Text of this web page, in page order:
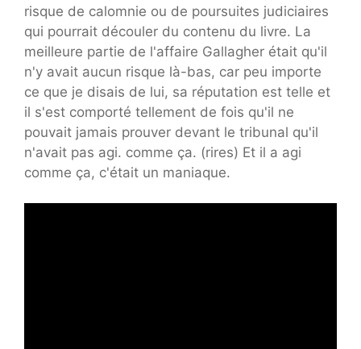
risque de calomnie ou de poursuites judiciaires
qui pourrait découler du contenu du livre. La
meilleure partie de l'affaire Gallagher était qu'il
n'y avait aucun risque là-bas, car peu importe
ce que je disais de lui, sa réputation est telle et
il s'est comporté tellement de fois qu'il ne
pouvait jamais prouver devant le tribunal qu'il
n'avait pas agi. comme ça. (rires) Et il a agi
comme ça, c'était un maniaque.